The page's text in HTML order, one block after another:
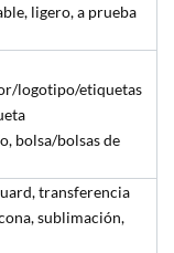
ligero, a prueba
logotipo/etiquetas
bolsa/bolsas de
transferencia
sublimación,